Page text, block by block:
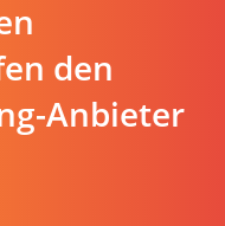
den
Anbieter